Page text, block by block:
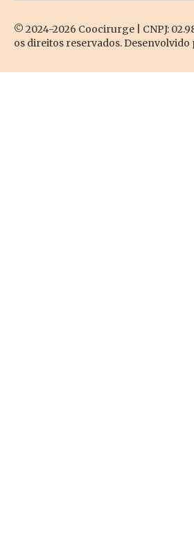
© 2024-2026 Coocirurge | CNPJ:
os direitos reservados.